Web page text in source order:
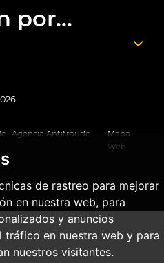
de rastreo para mejorar
en nuestra web, para
y anuncios
tráfico en nuestra web y para
nuestros visitantes.
por...
Agencia Antifraude
Mapa
Web